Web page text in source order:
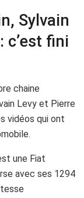
Sylvain
c’est fini
chaine
Levy et Pierre
vidéos qui ont
une Fiat
avec ses 1294